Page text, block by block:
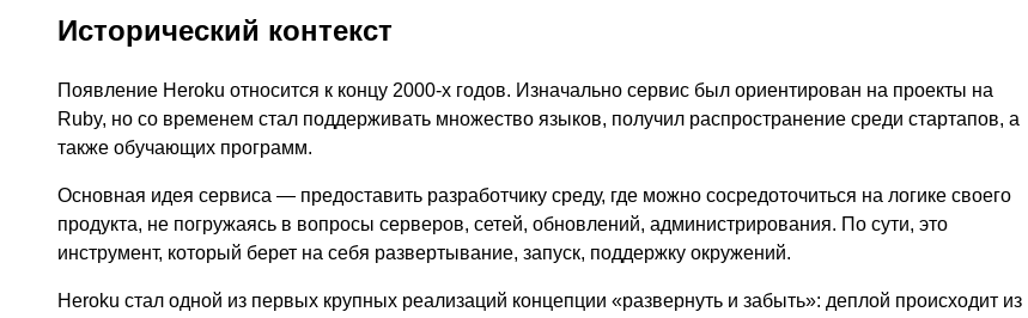
Исторический контекст
Появление Heroku относится к концу 2000-х годов. Изначально сервис был ориентирован на проекты на
Ruby, но со временем стал поддерживать множество языков, получил распространение среди стартапов, а
также обучающих программ.
Основная идея сервиса — предоставить разработчику среду, где можно сосредоточиться на логике своего
продукта, не погружаясь в вопросы серверов, сетей, обновлений, администрирования. По сути, это
инструмент, который берет на себя развертывание, запуск, поддержку окружений.
Heroku стал одной из первых крупных реализаций концепции «развернуть и забыть»: деплой происходит из